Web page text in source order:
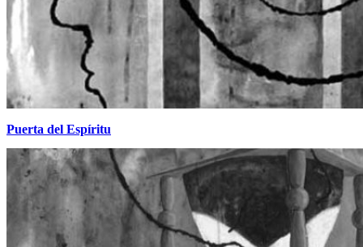
Puerta del Espíritu